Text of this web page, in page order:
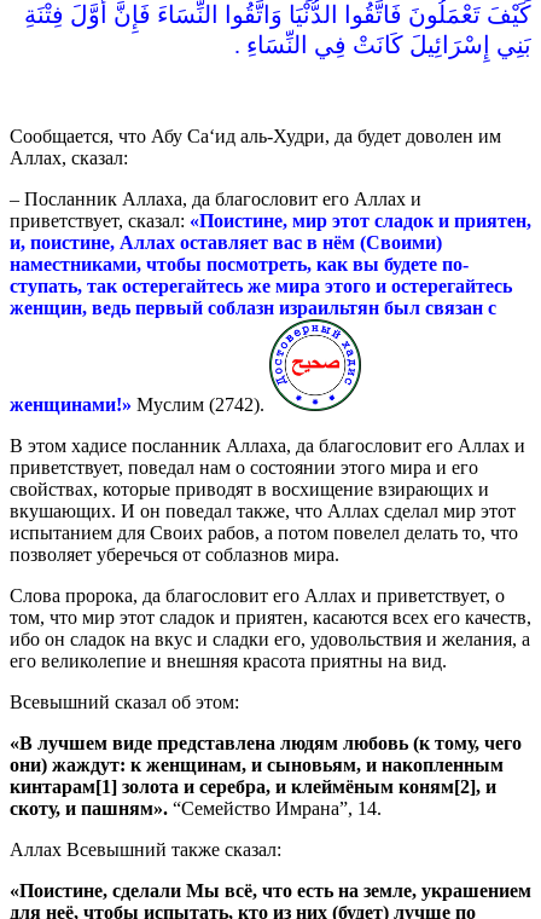
كَيْفَ تَعْمَلُونَ فَاتَّقُوا الدُّنْيَا وَاتَّقُوا النِّسَاءَ فَإِنَّ أَوَّلَ فِتْنَةِ
بَنِي إِسْرَائِيلَ كَانَتْ فِي النِّسَاءِ .
Сообщается, что Абу Са‘ид аль-Худри, да будет доволен им
Аллах, сказал:
– Посланник Аллаха, да благословит его Аллах и
приветствует, сказал: «Поистине, мир этот сладок и приятен,
и, поистине, Аллах оставляет вас в нём (Своими)
наместниками, чтобы посмотреть, как вы будете по­
ступать, так остерегайтесь же мира этого и остерегайтесь
жен­щин, ведь первый соблазн израильтян был связан с
женщина­ми!» Муслим (2742).
В этом хадисе посланник Аллаха, да благословит его Аллах и
приветствует, поведал нам о состо­янии этого мира и его
свойствах, которые приводят в восхищение взирающих и
вкушающих. И он поведал также, что Аллах сделал мир этот
испытанием для Своих рабов, а потом повелел делать то, что
позволяет уберечься от соблазнов мира.
Слова пророка, да благословит его Аллах и приветствует, о
том, что мир этот сладок и приятен, касаются всех его качеств,
ибо он сладок на вкус и сладки его, удовольствия и желания, а
его великолепие и внешняя красота приятны на вид.
Всевышний сказал об этом:
«В лучшем виде представлена людям любовь (к тому, чего
они) жаждут: к женщинам, и сыновьям, и накопленным
кинта­рам[1] золота и серебра, и клеймёным коням[2], и
скоту, и паш­ням». “Семейство Имрана”, 14.
Аллах Всевышний также сказал:
«Поистине, сделали Мы всё, что есть на земле, украшением
для неё, чтобы испытать, кто из них (будет) лучше по